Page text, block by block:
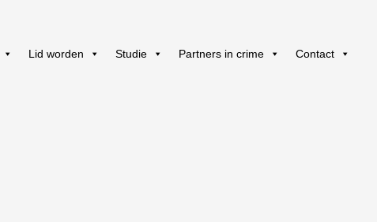
Lid worden Studie Partners in crime Contact